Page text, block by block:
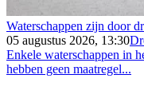
Waterschappen zijn door
05 augustus 2026, 13:30
Enkele waterschappen in
hebben geen maatregel...